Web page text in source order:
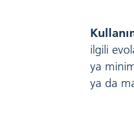
ilgili
ya
ya da